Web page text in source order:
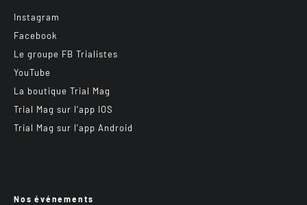
Instagram
Facebook
Le groupe FB Trialistes
YouTube
La boutique Trial Mag
Trial Mag sur l’app IOS
Trial Mag sur l’app Android
Nos événements